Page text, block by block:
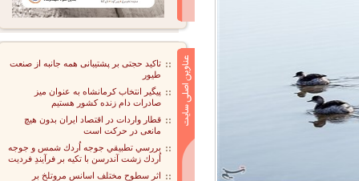
تاکید حجتی بر پشتیبانی همه جانبه از صنعت
طیور
پیگیر انتخاب کرمانشاه به عنوان میز
صادرات دام زنده کشور هستیم
قطار واردات در اقتصاد ایران بدون هیچ
مانعی در حرکت است
بررسي تطبيقي جوجه اُردك شمس و جوجه
اُردك زشت آندرسن با تكيه بر فرآيندِ فرديت
اثر سطوح مختلف اسانس مروتلخ بر